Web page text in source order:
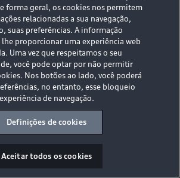
de Dados - LGPD
Seu bem maior é a vida.
forma geral, os cookies nos permitem
relacionadas a sua navegação,
suas preferências. A informação
lhe proporcionar uma experiência web
Uma vez que respeitamos o seu
você pode optar por não permitir
Nos botões ao lado, você poderá
no entanto, esse bloqueio
de navegação.
Definições de cookies
Aceitar todos os cookies